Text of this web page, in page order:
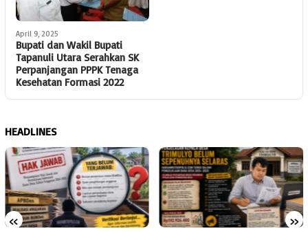
April 9, 2025
Bupati dan Wakil Bupati
Tapanuli Utara Serahkan SK
Perpanjangan PPPK Tenaga
Kesehatan Formasi 2022
HEADLINES
« »